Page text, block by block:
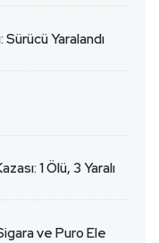
Yaralandı
1 Ölü, 3 Yaralı
ve Puro Ele